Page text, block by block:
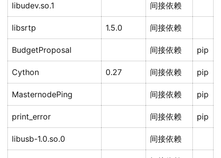
libudev.so.1 间接依赖
libsrtp 1.5.0 间接依赖
BudgetProposal 间接依赖 pip
Cython 0.27 间接依赖 pip
MasternodePing 间接依赖 pip
print_error 间接依赖 pip
libusb-1.0.so.0 间接依赖